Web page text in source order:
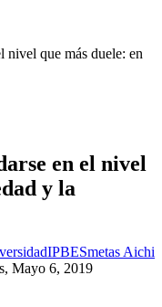
nivel que más duele: en
en el nivel
y la
IPBESmetas Aichi
Mayo 6, 2019